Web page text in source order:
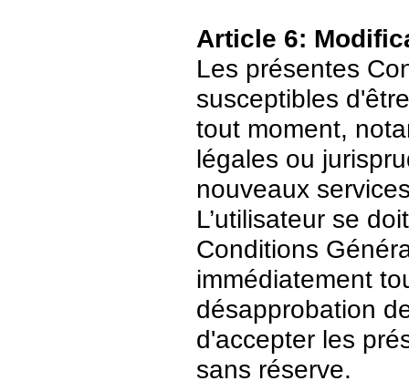
Article 6:
Les présentes
susceptibles
tout moment,
légales ou
nouveaux
L’utilisateur se
Conditions
immédiatement
désapprobation
d'accepter les
sans réserve.